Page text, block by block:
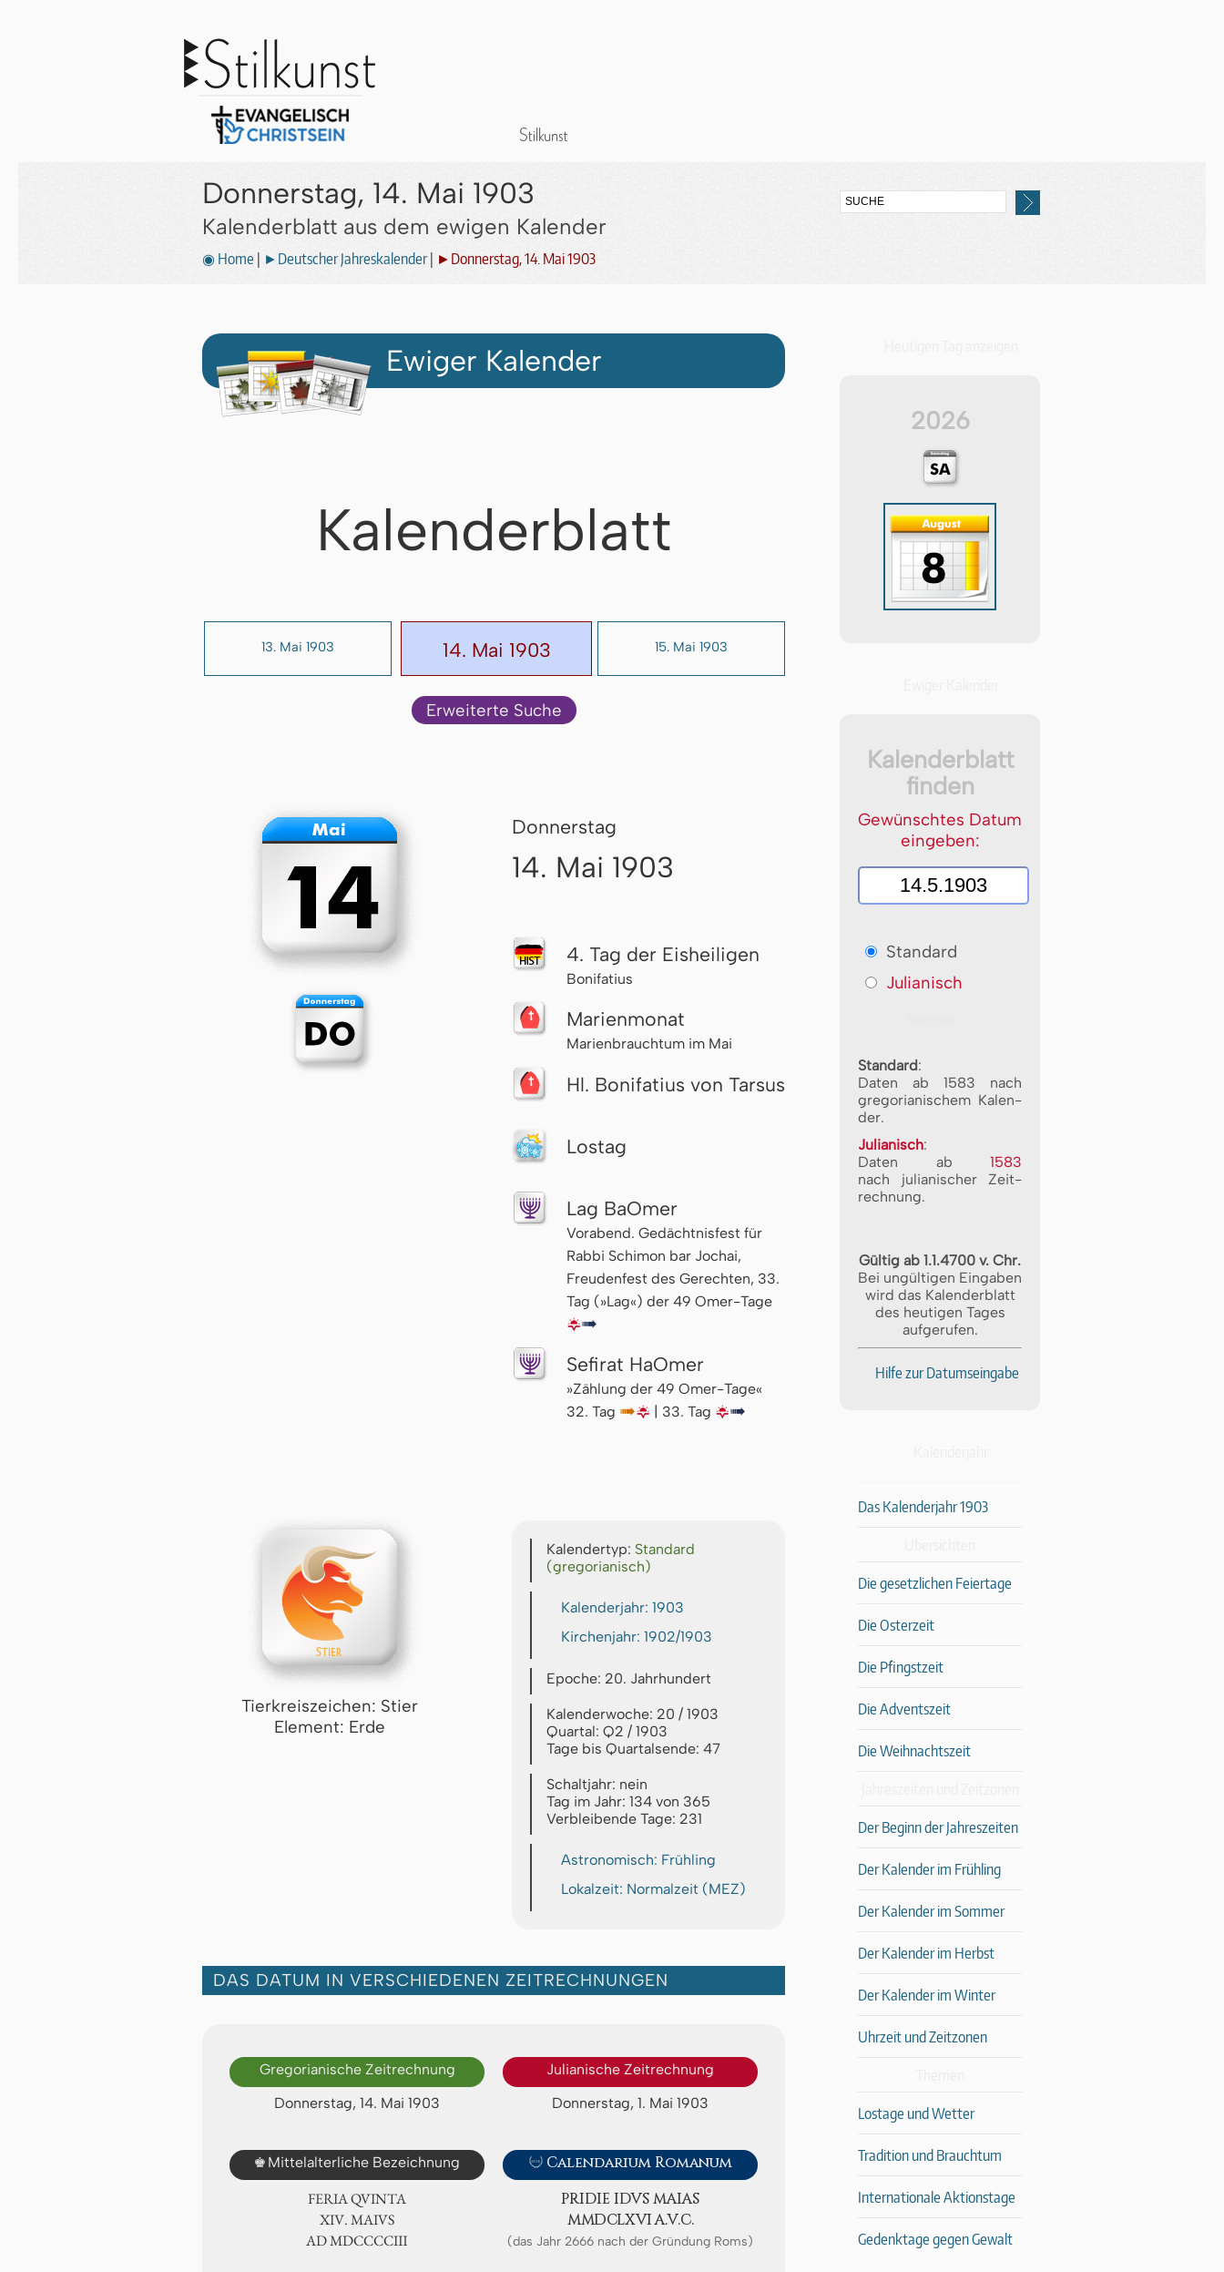
Donnerstag, 14. Mai 1903
Kalenderblatt aus dem ewigen Kalender
◉ Home ►Deutscher Jahreskalender| ►Donnerstag, 14. Mai 1903
Ewiger Kalender
Kalenderblatt
13. Mai 1903 14. Mai 1903 15. Mai 1903
Erweiterte Suche
Donnerstag
14. Mai 1903
4. Tag der Eisheiligen
Bonifatius
Marienmonat
Marienbrauchtum im Mai
Hl. Bonifatius von Tarsus
Lostag
Lag BaOmer
Vorabend. Gedächtnisfest für
Rabbi Schimon bar Jochai,
Freudenfest des Gerechten, 33.
Tag (»Lag«) der 49 Omer-Tage
🌇↦
Sefirat HaOmer
»Zählung der 49 Omer-Tage«
32. Tag ↦🌇 | 33. Tag 🌇↦
Tierkreiszeichen: Stier
Element: Erde
Kalendertyp: Standard
(gregorianisch)
Kalenderjahr: 1903
Kirchenjahr: 1902/1903
Epoche: 20. Jahrhundert
Kalenderwoche: 20 / 1903
Quartal: Q2 / 1903
Tage bis Quartalsende: 47
Schaltjahr: nein
Tag im Jahr: 134 von 365
Verbleibende Tage: 231
Astronomisch: Frühling
Lokalzeit: Normalzeit (MEZ)
DAS DATUM IN VERSCHIEDENEN ZEITRECHNUNGEN
Gregorianische Zeitrechnung
Donnerstag, 14. Mai 1903
Julianische Zeitrechnung
Donnerstag, 1. Mai 1903
♚ Mittelalterliche Bezeichnung
FERIA QUINTA
ⅩⅣ. MAIVS
AD ⅯⅮⅭⅭⅭⅭⅢ
 Calendarium Romanum
PRIDIE IDVS MAIAS
ⅯⅯⅮⅭⅬⅩⅥ A.V.C.
(das Jahr 2666 nach der Gründung Roms)
2026
Kalenderblatt
finden
Gewünschtes Datum
eingeben:
Standard
Julianisch
Standard:
Daten ab 1583 nach
gre­go­ri­a­ni­schem Ka­len­
der.
Julianisch:
Daten ab 1583
nach ju­li­a­ni­scher Zeit­
rech­nung.
Gültig ab 1.1.4700 v. Chr.
Bei ungültigen Eingaben
wird das Kalenderblatt
des heutigen Tages
aufgerufen.
Hilfe zur Datumseingabe
Das Kalenderjahr 1903
Die gesetzlichen Feiertage
Die Osterzeit
Die Pfingstzeit
Die Adventszeit
Die Weihnachtszeit
Der Beginn der Jahreszeiten
Der Kalender im Frühling
Der Kalender im Sommer
Der Kalender im Herbst
Der Kalender im Winter
Uhrzeit und Zeitzonen
Lostage und Wetter
Tradition und Brauchtum
Internationale Aktionstage
Gedenktage gegen Gewalt